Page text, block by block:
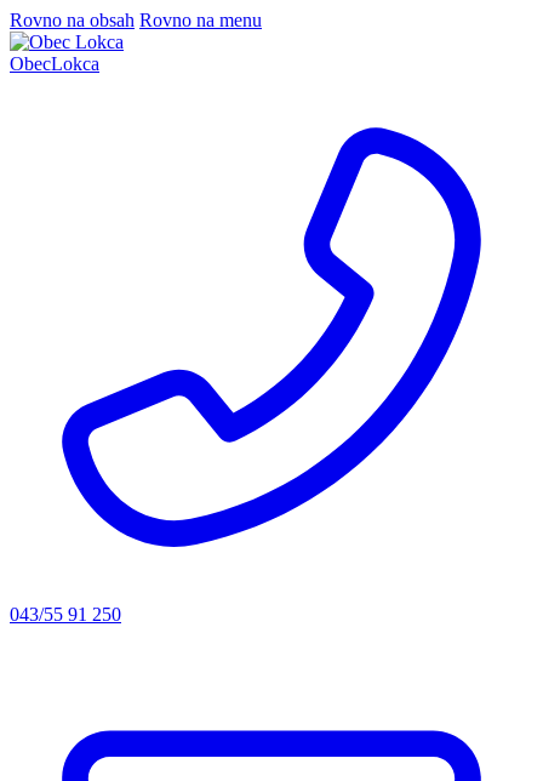
Rovno na obsah Rovno na menu
ObecLokca
043/55 91 250